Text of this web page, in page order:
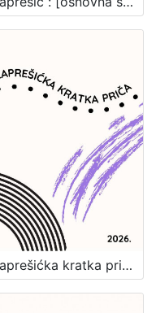
Zaprešićka kratka priča 2026. : nagrađene i pohvaljene priče